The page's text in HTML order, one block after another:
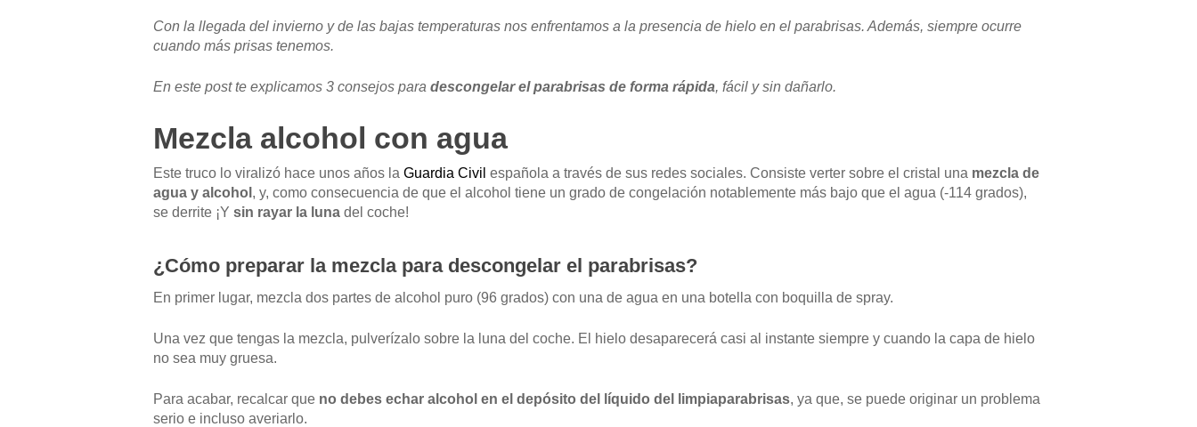
Con la llegada del invierno y de las bajas temperaturas nos enfrentamos a la presencia de hielo en el parabrisas. Además, siempre ocurre
cuando más prisas tenemos.
En este post te explicamos 3 consejos para descongelar el parabrisas de forma rápida, fácil y sin dañarlo.
Mezcla alcohol con agua
Este truco lo viralizó hace unos años la Guardia Civil española a través de sus redes sociales. Consiste verter sobre el cristal una mezcla de
agua y alcohol , y, como consecuencia de que el alcohol tiene un grado de congelación notablemente más bajo que el agua (-114 grados),
se derrite ¡Y sin rayar la luna del coche!
¿Cómo preparar la mezcla para descongelar el parabrisas?
En primer lugar, mezcla dos partes de alcohol puro (96 grados) con una de agua en una botella con boquilla de spray.
Una vez que tengas la mezcla, pulverízalo sobre la luna del coche. El hielo desaparecerá casi al instante siempre y cuando la capa de hielo
no sea muy gruesa.
Para acabar, recalcar que no debes echar alcohol en el depósito del líquido del limpiaparabrisas, ya que, se puede originar un problema
serio e incluso averiarlo.